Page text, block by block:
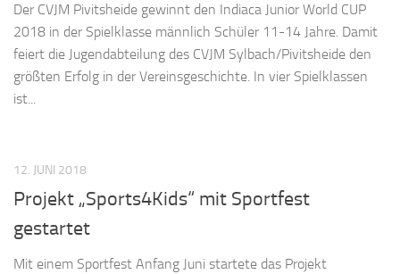
Der CVJM Pivitsheide gewinnt den Indiaca Junior World CUP
2018 in der Spielklasse männlich Schüler 11-14 Jahre. Damit
feiert die Jugendabteilung des CVJM Sylbach/Pivitsheide den
größten Erfolg in der Vereinsgeschichte. In vier Spielklassen
ist...
12. JUNI 2018
Projekt „Sports4Kids“ mit Sportfest
gestartet
Mit einem Sportfest Anfang Juni startete das Projekt